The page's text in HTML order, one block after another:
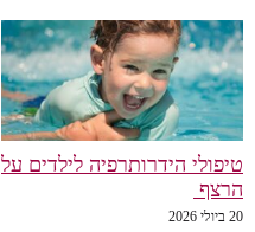
טיפולי הידרותרפיה לילדים על
הרצף
20 ביולי 2026